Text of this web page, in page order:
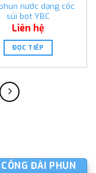
nước dạng cốc
sủi bọt YBC
Liên hệ
ĐỌC TIẾP
ĐÀI PHUN